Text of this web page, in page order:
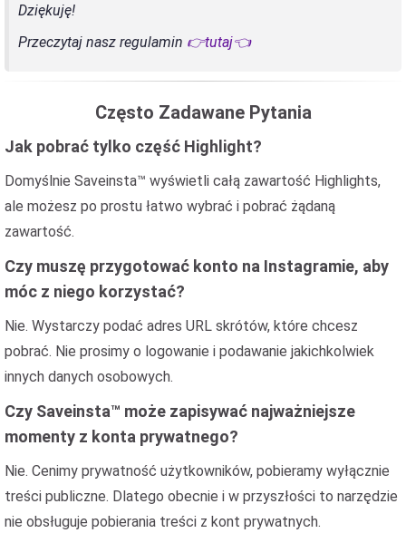
Dziękuję!
Przeczytaj nasz regulamin 👉tutaj👈
Często Zadawane Pytania
Jak pobrać tylko część Highlight?
Domyślnie Saveinsta™ wyświetli całą zawartość Highlights,
ale możesz po prostu łatwo wybrać i pobrać żądaną
zawartość.
Czy muszę przygotować konto na Instagramie, aby
móc z niego korzystać?
Nie. Wystarczy podać adres URL skrótów, które chcesz
pobrać. Nie prosimy o logowanie i podawanie jakichkolwiek
innych danych osobowych.
Czy Saveinsta™ może zapisywać najważniejsze
momenty z konta prywatnego?
Nie. Cenimy prywatność użytkowników, pobieramy wyłącznie
treści publiczne. Dlatego obecnie i w przyszłości to narzędzie
nie obsługuje pobierania treści z kont prywatnych.